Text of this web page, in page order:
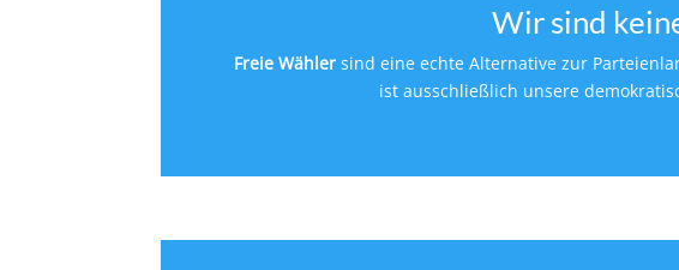
Wir sind
Freie Wähler sind eine echte Alternative zur
ist ausschließlich unsere